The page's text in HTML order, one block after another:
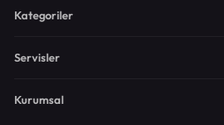
Kategoriler
Servisler
Kurumsal